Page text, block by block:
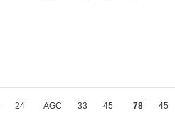
24 AGC 33 45 78 45